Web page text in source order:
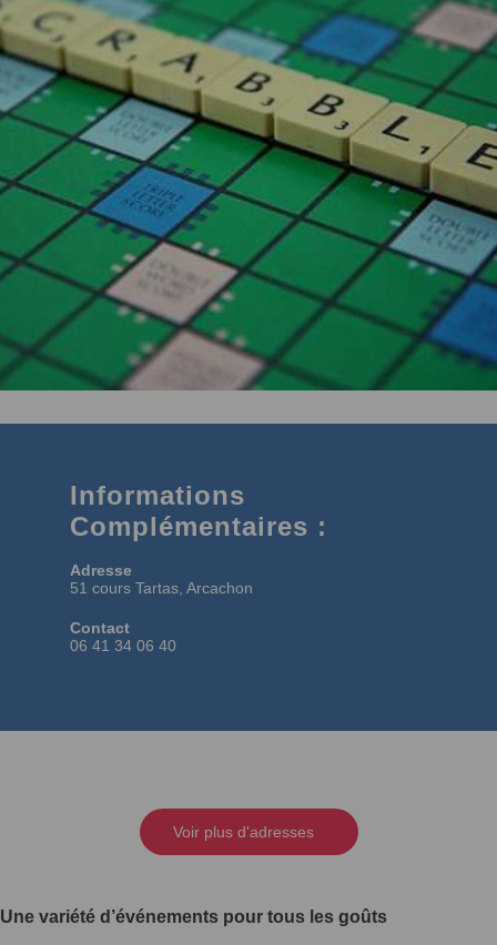
Informations
Complémentaires :
Adresse
51 cours Tartas, Arcachon
Contact
06 41 34 06 40
Voir plus d'adresses
Une variété d’événements pour tous les goûts